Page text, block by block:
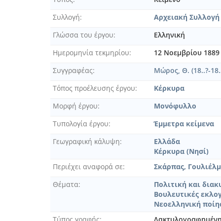
[Φυλλάδιο] Ο πατέρας μου
[Φυλλάδιο] Ο υβρισθείς
[Φυλλάδιο] Παιάν εις τον
[Φυλλάδιο] Παράρτημα Β' του
[Φυλλάδιο] Πράξις της
[Φυλλάδιο] Πρόσρησις εν
[Φυλλάδιο] Προς τους
[Φυλλάδιο] Προς τους
[Φυλλάδιο] Σετ ουν μπον
[Φυλλάδιο] Σούπερ-Μάρκετ,
[Φυλλάδιο] Συνταγή. Διά την
[Φυλλάδιο] Τηλεγράφημα,
[Φυλλάδιο] Τηλεγράφημα,
[Φυλλάδιο] Τηλεγράφημα,
[Φυλλάδιο] Τηλεγράφημα,
Συλλογή
Αρχειακή
Γλώσσα του έργου
Ελληνική
Ημερομηνία τεκμηρίου
12 Νοεμβρίου 1889
Συγγραφέας
Μώρος, Θ. (18..?-
Τόπος προέλευσης έργου
Κέρκυρα
Μορφή έργου
Μονόφυλλο
Τυπολογία έργου
Έμμετρα κείμενα
Γεωγραφική κάλυψη
Ελλάδα
Κέρκυρα (Νησί)
Περιέχει αναφορά σε
Σκάρπας,
Θέματα
Πολιτική και
Βουλευτικές
Νεοελληνική